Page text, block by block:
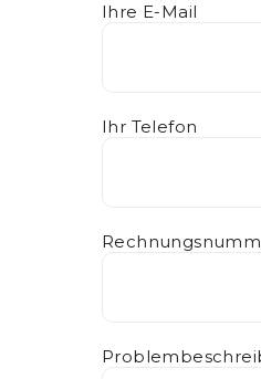
Ihre E-Mail
Ihr Telefon